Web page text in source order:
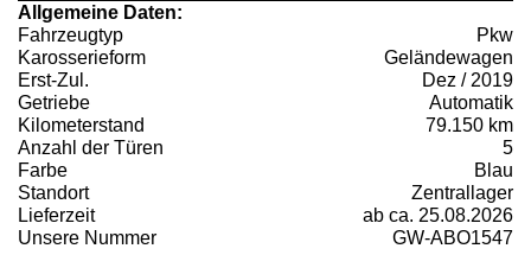
Allgemeine Daten:
Fahrzeugtyp
Pkw
Karosserieform
Geländewagen
Erst-Zul.
Dez / 2019
Getriebe
Automatik
Kilometerstand
79.150 km
Anzahl der Türen
5
Farbe
Blau
Standort
Zentrallager
Lieferzeit
ab ca. 25.08.2026
Unsere Nummer
GW-ABO1547